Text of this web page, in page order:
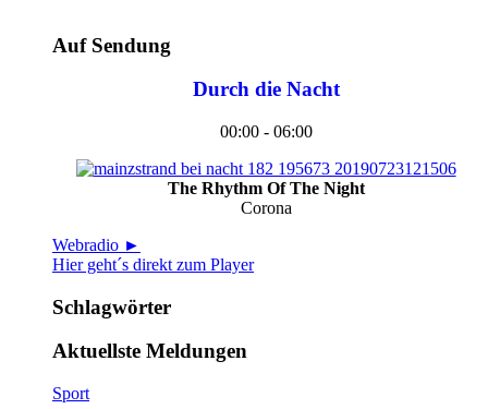
Auf Sendung
Durch die Nacht
00:00 - 06:00
The Rhythm Of The Night
Corona
Webradio ►
Hier geht´s direkt zum Player
Schlagwörter
Aktuellste Meldungen
Sport